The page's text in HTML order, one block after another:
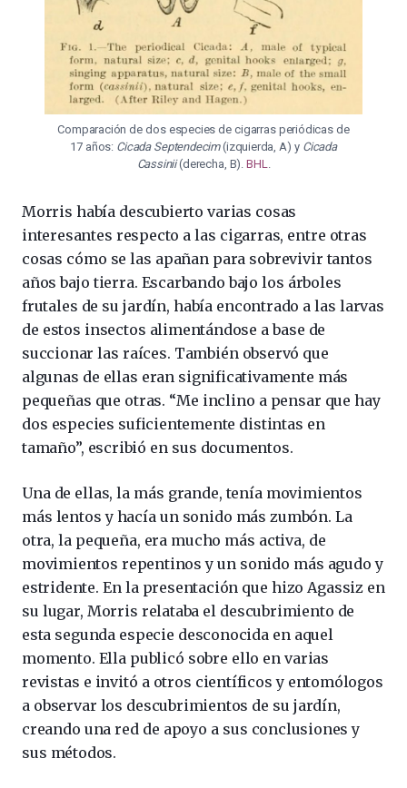
Comparación de dos especies de cigarras periódicas de
17 años: Cicada Septendecim(izquierda, A) y Cicada
Cassinii(derecha, B).BHL.
Morris había descubierto varias cosas
interesantes respecto a las cigarras, entre otras
cosas cómo se las apañan para sobrevivir tantos
años bajo tierra. Escarbando bajo los árboles
frutales de su jardín, había encontrado a las larvas
de estos insectos alimentándose a base de
succionar las raíces. También observó que
algunas de ellas eran significativamente más
pequeñas que otras. “Me inclino a pensar que hay
dos especies suficientemente distintas en
tamaño”, escribió en sus documentos.
Una de ellas, la más grande, tenía movimientos
más lentos y hacía un sonido más zumbón. La
otra, la pequeña, era mucho más activa, de
movimientos repentinos y un sonido más agudo y
estridente. En la presentación que hizo Agassiz en
su lugar, Morris relataba el descubrimiento de
esta segunda especie desconocida en aquel
momento. Ella publicó sobre ello en varias
revistas e invitó a otros científicos y entomólogos
a observar los descubrimientos de su jardín,
creando una red de apoyo a sus conclusiones y
sus métodos.